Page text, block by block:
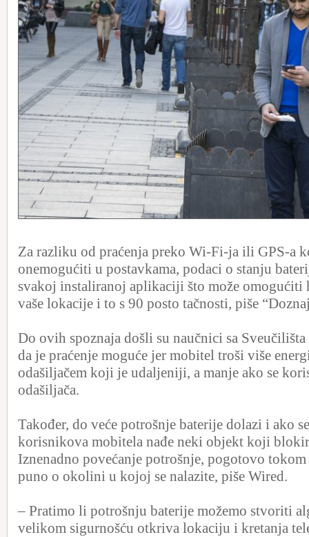
Za razliku od praćenja preko Wi-Fi-ja ili GPS-a
onemogućiti u postavkama, podaci o stanju
svakoj instaliranoj aplikaciji što može omogućiti
vaše lokacije i to s 90 posto tačnosti, piše
Do ovih spoznaja došli su naučnici sa
da je praćenje moguće jer mobitel troši više
odašiljačem koji je udaljeniji, a manje ako se
odašiljača.
Također, do veće potrošnje baterije dolazi i ako
korisnikova mobitela nađe neki objekt koji
Iznenadno povećanje potrošnje, pogotovo
puno o okolini u kojoj se nalazite, piše Wired.
– Pratimo li potrošnju baterije možemo stvoriti
velikom sigurnošću otkriva lokaciju i kretanja